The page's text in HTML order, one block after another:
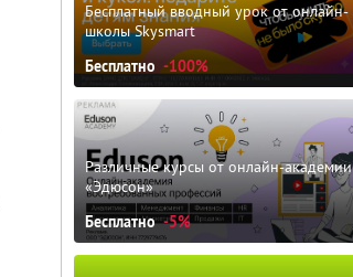
Бесплатный вводный урок от онлайн-
школы Skysmart
Бесплатно -100%
Различные курсы от онлайн-академии
«Эдюсон»
Бесплатно -5%